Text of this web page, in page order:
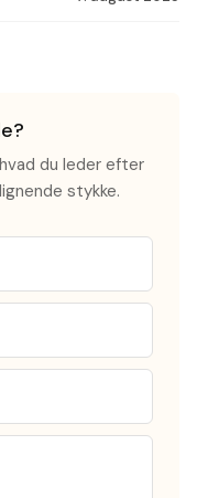
du leder efter
stykke.